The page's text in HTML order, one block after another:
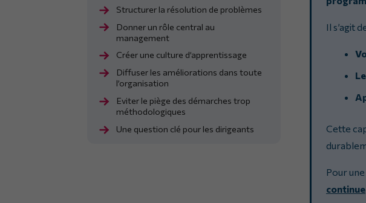
Structurer la résolution de problèmes
Donner un rôle central au
management
Créer une culture d’apprentissage
Diffuser les améliorations dans toute
l’organisation
Eviter le piège des démarches trop
méthodologiques
Une question clé pour les dirigeants
Il s’agit
Cette
Pour
continue